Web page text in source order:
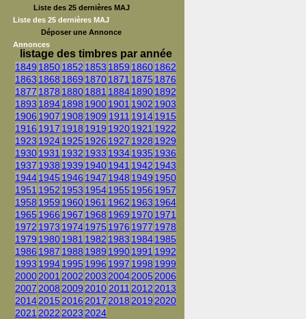
Liste des 25 dernières MAJ
Liste des 25 dernières MAJ
Déposer une Annonce
Annonces
listage des timbres par année
1849 18501852 1853 1859 18601862
1863 1868 1869 18701871 1875 1876
1877 1878 18801881 188418901892
1893 18941898 19001901 1902 1903
1906 1907 1908 1909 1911 19141915
1916 1917 1918 1919 19201921 1922
1923 19241925 1926 1927 1928 1929
19301931 1932 1933 19341935 1936
1937 1938 1939 19401941 1942 1943
19441945 1946 1947 1948 1949 1950
1951 1952 1953 19541955 1956 1957
1958 1959 19601961 1962 1963 1964
1965 1966 1967 1968 1969 19701971
1972 1973 19741975 1976 1977 1978
1979 19801981 1982 1983 19841985
1986 1987 1988 1989 19901991 1992
1993 19941995 1996 1997 1998 1999
20002001 2002 2003 20042005 2006
2007 2008 2009 2010 2011 2012 2013
20142015 2016 2017 2018 2019 2020
2021 2022 2023 2024